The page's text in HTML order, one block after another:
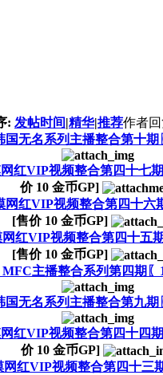
: 发帖时间|精华|推荐作者
国无名系列主播整合第十期
网红VIP视频整合第四十七
价 10 金币GP]
网红VIP视频整合第四十
[售价 10 金币GP]
网红VIP视频整合第四十五
[售价 10 金币GP]
MFC主播整合系列第四期〖
国无名系列主播整合第九期
网红VIP视频整合第四十四
价 10金币GP]
网红VIP视频整合第四十三